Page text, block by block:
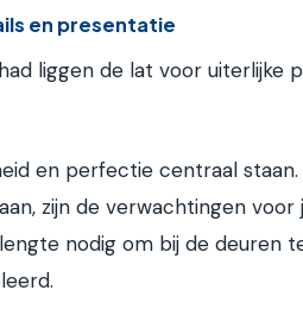
en presentatie
liggen de lat voor uiterlijke
en perfectie centraal
zijn de verwachtingen voor
nodig om bij de deuren